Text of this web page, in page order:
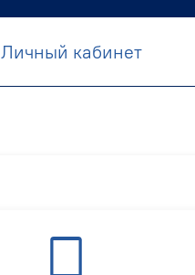
Личный кабинет